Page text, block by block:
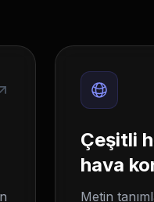
Çeşitli
hava
Metin